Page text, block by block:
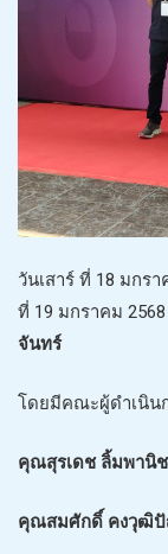
วันเสาร์ ที่ 18 มกร
ที่ 19 มกราคม
จันทร์
โดยมีคณะผู้ดำเนิน
คุณสุรเดช ลิ้มพานิ
คุณสมศักดิ์ คงวุฒิ